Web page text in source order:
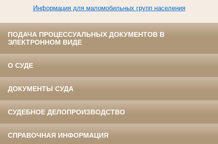
Информация для маломобильных групп населения
ПОДАЧА ПРОЦЕССУАЛЬНЫХ ДОКУМЕНТОВ В
ЭЛЕКТРОННОМ ВИДЕ
О СУДЕ
ДОКУМЕНТЫ СУДА
СУДЕБНОЕ ДЕЛОПРОИЗВОДСТВО
СПРАВОЧНАЯ ИНФОРМАЦИЯ